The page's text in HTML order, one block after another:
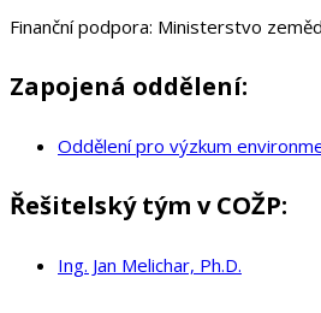
Finanční podpora: Ministerstvo
Zapojená oddělení:
Oddělení pro výzkum
Řešitelský tým v COŽP:
Ing. Jan Melichar, Ph.D.